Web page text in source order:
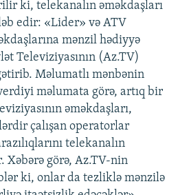
ki, telekanalın əməkdaşları
edir: «Lider» və ATV
mənzil hədiyyə
Televiziyasının (Az.TV)
Məlumatlı mənbənin
məlumata görə, artıq bir
əməkdaşları,
çalışan operatorlar
telekanalın
Xəbərə görə, Az.TV-nin
ki, onlar da tezliklə mənzilə